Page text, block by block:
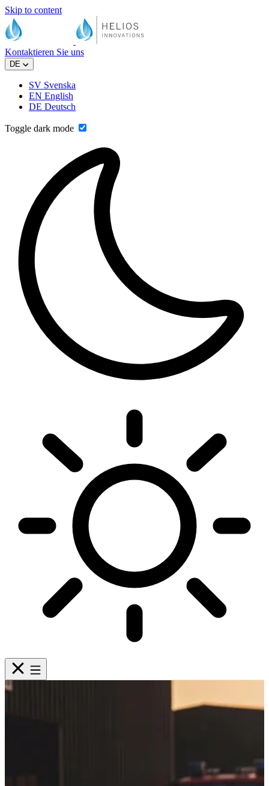
Skip to content
Kontaktieren Sie uns
DE
SV Svenska
EN English
DE Deutsch
Toggle dark mode